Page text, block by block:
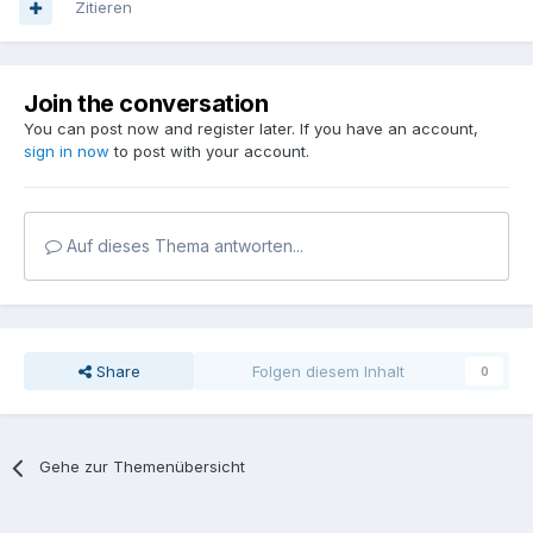
Zitieren
Join the conversation
You can post now and register later. If you have an account,
sign in now to post with your account.
Auf dieses Thema antworten...
Share Folgen diesem Inhalt 0
Gehe zur Themenübersicht